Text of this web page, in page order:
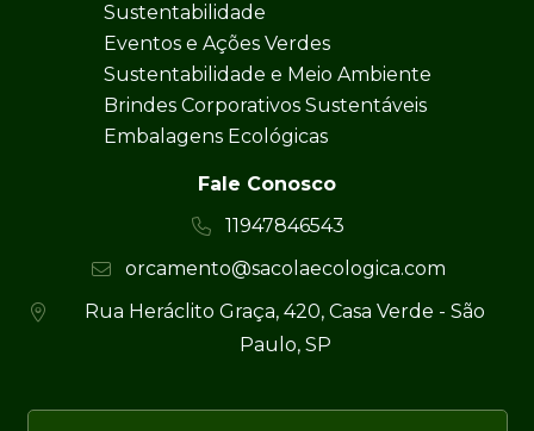
Sustentabilidade
Eventos e Ações Verdes
Sustentabilidade e Meio Ambiente
Brindes Corporativos Sustentáveis
Embalagens Ecológicas
Fale Conosco
11947846543
orcamento@sacolaecologica.com
Rua Heráclito Graça, 420, Casa Verde - São
Paulo, SP